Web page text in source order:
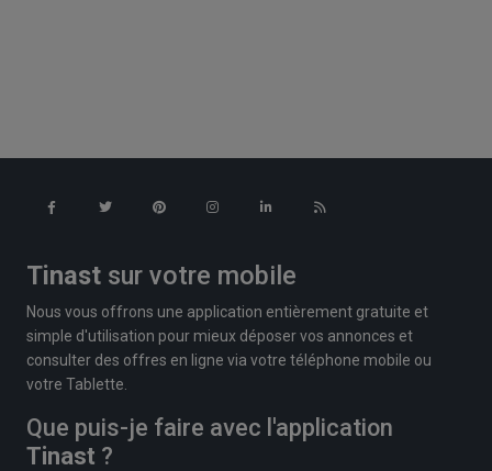
Tinast sur votre mobile
Nous vous offrons une application entièrement gratuite et
simple d'utilisation pour mieux déposer vos annonces et
consulter des offres en ligne via votre téléphone mobile ou
votre Tablette.
Que puis-je faire avec l'application
Tinast ?